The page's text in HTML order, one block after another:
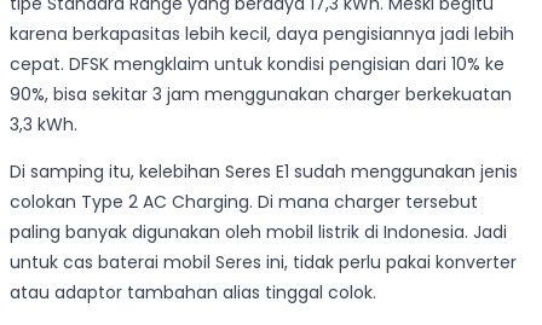
karena berkapasitas lebih kecil, daya pengisiannya jadi lebih
cepat. DFSK mengklaim untuk kondisi pengisian dari 10% ke
90%, bisa sekitar 3 jam menggunakan charger berkekuatan
3,3 kWh.
Di samping itu, kelebihan Seres E1 sudah menggunakan jenis
colokan Type 2 AC Charging. Di mana charger tersebut
paling banyak digunakan oleh mobil listrik di Indonesia. Jadi
untuk cas baterai mobil Seres ini, tidak perlu pakai konverter
atau adaptor tambahan alias tinggal colok.